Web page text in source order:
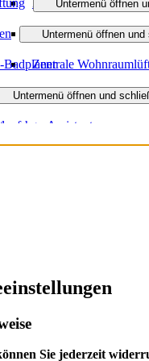
BHKW
Untermenü öffnen
Dezentrale
Zentrale
Untermenü öffnen
Badplaner
Assistent
Assistent
Untermenü öffnen und
Sie jederzeit